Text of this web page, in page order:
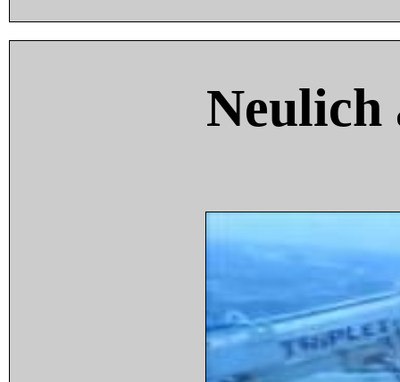
Neulich